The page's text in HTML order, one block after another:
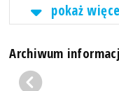
pokaż
Archiwum